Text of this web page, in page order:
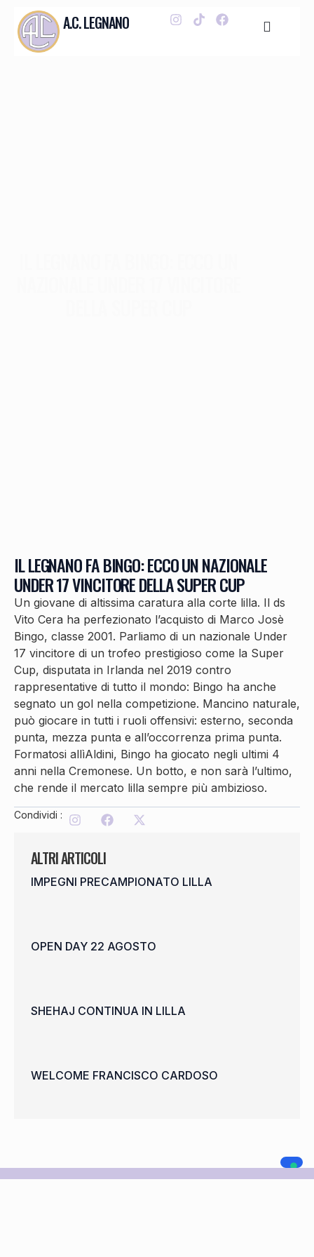
A.C. LEGNANO
ALTRI ARTICOLI
IMPEGNI PRECAMPIONATO LILLA
OPEN DAY 22 AGOSTO
SHEHAJ CONTINUA IN LILLA
WELCOME FRANCISCO CARDOSO
IL LEGNANO FA BINGO: ECCO UN NAZIONALE
UNDER 17 VINCITORE DELLA SUPER CUP
Un giovane di altissima caratura alla corte lilla. Il ds
Vito Cera ha perfezionato l’acquisto di Marco Josè
Bingo, classe 2001. Parliamo di un nazionale Under
17 vincitore di un trofeo prestigioso come la Super
Cup, disputata in Irlanda nel 2019 contro
rappresentative di tutto il mondo: Bingo ha anche
segnato un gol nella competizione. Mancino naturale,
può giocare in tutti i ruoli offensivi: esterno, seconda
punta, mezza punta e all’occorrenza prima punta.
Formatosi allìAldini, Bingo ha giocato negli ultimi 4
anni nella Cremonese. Un botto, e non sarà l’ultimo,
che rende il mercato lilla sempre più ambizioso.
Condividi :